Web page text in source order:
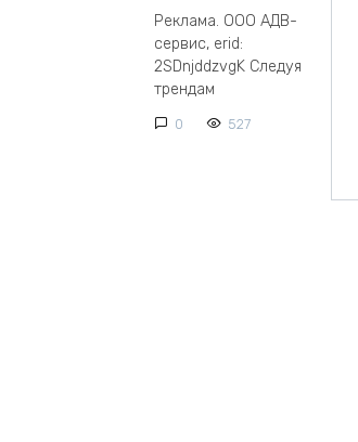
Реклама. ООО АДВ-
сервис, erid:
2SDnjddzvgK Следуя
трендам
0 527